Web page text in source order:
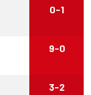
0-1
9-0
3-2